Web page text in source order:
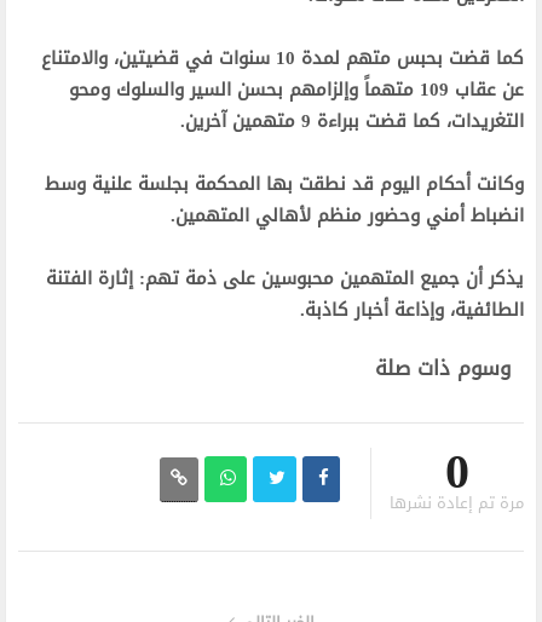
كما قضت بحبس متهم لمدة 10 سنوات في قضيتين، والامتناع
عن عقاب 109 متهماً وإلزامهم بحسن السير والسلوك ومحو
التغريدات، كما قضت ببراءة 9 متهمين آخرين.
وكانت أحكام اليوم قد نطقت بها المحكمة بجلسة علنية وسط
انضباط أمني وحضور منظم لأهالي المتهمين.
يذكر أن جميع المتهمين محبوسين على ذمة تهم: إثارة الفتنة
الطائفية، وإذاعة أخبار كاذبة.
وسوم ذات صلة
0
مرة تم إعادة نشرها